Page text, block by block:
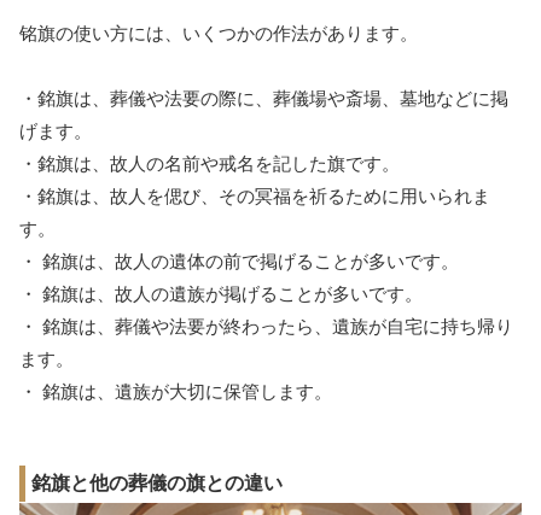
铭旗の使い方には、いくつかの作法があります。
・銘旗は、葬儀や法要の際に、葬儀場や斎場、墓地などに掲
げます。
・銘旗は、故人の名前や戒名を記した旗です。
・銘旗は、故人を偲び、その冥福を祈るために用いられま
す。
・ 銘旗は、故人の遺体の前で掲げることが多いです。
・ 銘旗は、故人の遺族が掲げることが多いです。
・ 銘旗は、葬儀や法要が終わったら、遺族が自宅に持ち帰り
ます。
・ 銘旗は、遺族が大切に保管します。
銘旗と他の葬儀の旗との違い